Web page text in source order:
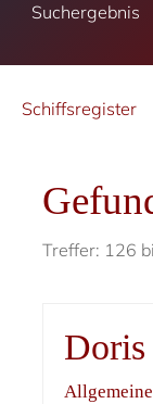
Suchergebnis
Schiffsregister
Treffer: 126
Doris